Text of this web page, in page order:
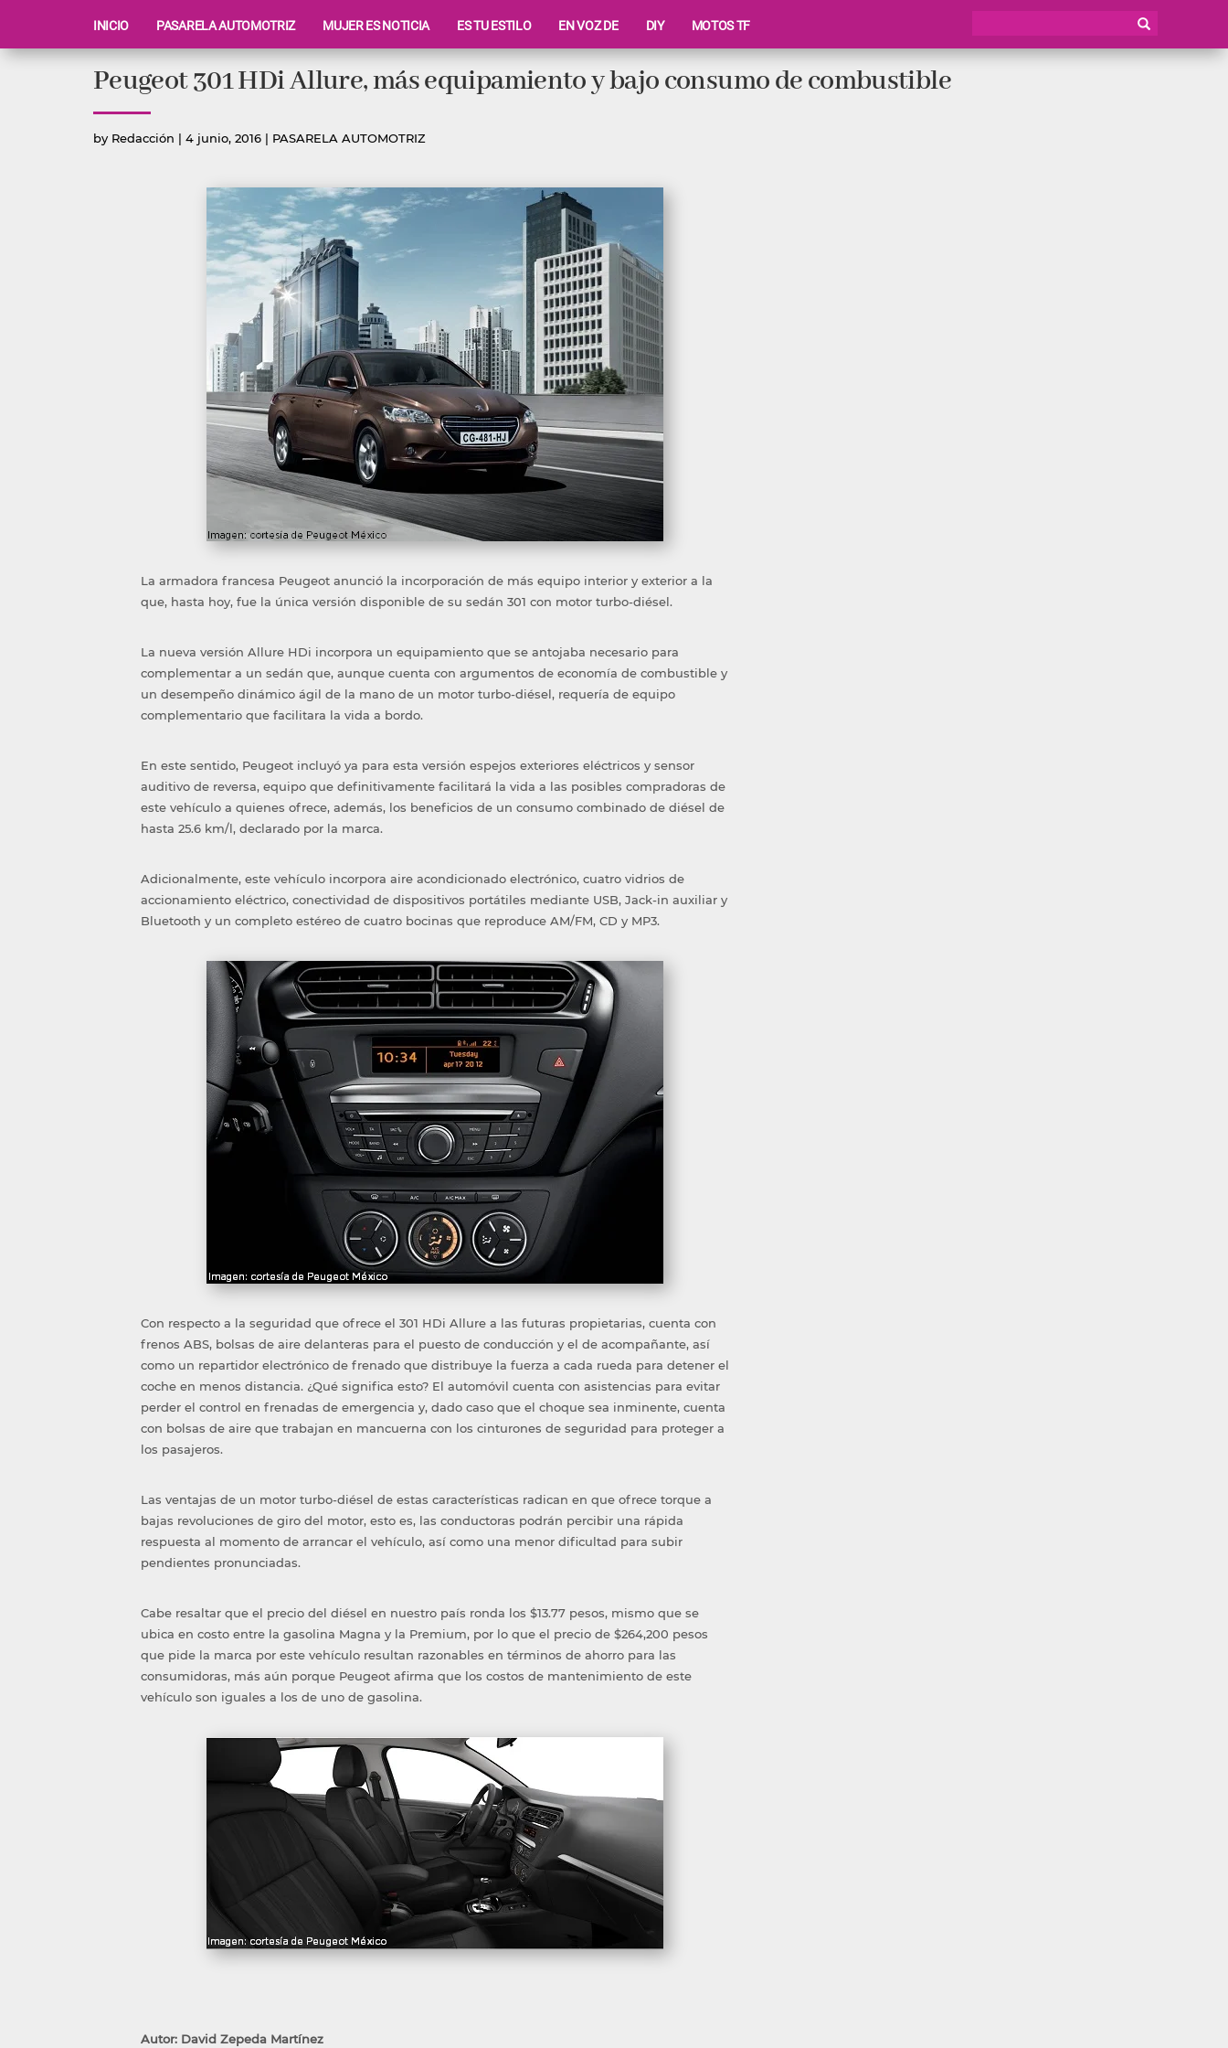
INICIO PASARELA AUTOMOTRIZ MUJER ES NOTICIA ES TU ESTILO EN VOZ DE DIY MOTOS TF
Peugeot 301 HDi Allure, más equipamiento y bajo consumo de combustible
by Publicado
Redacción | 4 junio, 2016 | Publicada
PASARELA AUTOMOTRIZ
La armadora francesa Peugeot anunció la incorporación de más equipo interior y exterior a la
que, hasta hoy, fue la única versión disponible de su sedán 301 con motor turbo-diésel.
La nueva versión Allure HDi incorpora un equipamiento que se antojaba necesario para
complementar a un sedán que, aunque cuenta con argumentos de economía de combustible y
un desempeño dinámico ágil de la mano de un motor turbo-diésel, requería de equipo
complementario que facilitara la vida a bordo.
En este sentido, Peugeot incluyó ya para esta versión espejos exteriores eléctricos y sensor
auditivo de reversa, equipo que definitivamente facilitará la vida a las posibles compradoras de
este vehículo a quienes ofrece, además, los beneficios de un consumo combinado de diésel de
hasta 25.6 km/l, declarado por la marca.
Adicionalmente, este vehículo incorpora aire acondicionado electrónico, cuatro vidrios de
accionamiento eléctrico, conectividad de dispositivos portátiles mediante USB, Jack-in auxiliar y
Bluetooth y un completo estéreo de cuatro bocinas que reproduce AM/FM, CD y MP3.
Con respecto a la seguridad que ofrece el 301 HDi Allure a las futuras propietarias, cuenta con
frenos ABS, bolsas de aire delanteras para el puesto de conducción y el de acompañante, así
como un repartidor electrónico de frenado que distribuye la fuerza a cada rueda para detener el
coche en menos distancia. ¿Qué significa esto? El automóvil cuenta con asistencias para evitar
perder el control en frenadas de emergencia y, dado caso que el choque sea inminente, cuenta
con bolsas de aire que trabajan en mancuerna con los cinturones de seguridad para proteger a
los pasajeros.
Las ventajas de un motor turbo-diésel de estas características radican en que ofrece torque a
bajas revoluciones de giro del motor, esto es, las conductoras podrán percibir una rápida
respuesta al momento de arrancar el vehículo, así como una menor dificultad para subir
pendientes pronunciadas.
Cabe resaltar que el precio del diésel en nuestro país ronda los $13.77 pesos, mismo que se
ubica en costo entre la gasolina Magna y la Premium, por lo que el precio de $264,200 pesos
que pide la marca por este vehículo resultan razonables en términos de ahorro para las
consumidoras, más aún porque Peugeot afirma que los costos de mantenimiento de este
vehículo son iguales a los de uno de gasolina.
Autor: David Zepeda Martínez